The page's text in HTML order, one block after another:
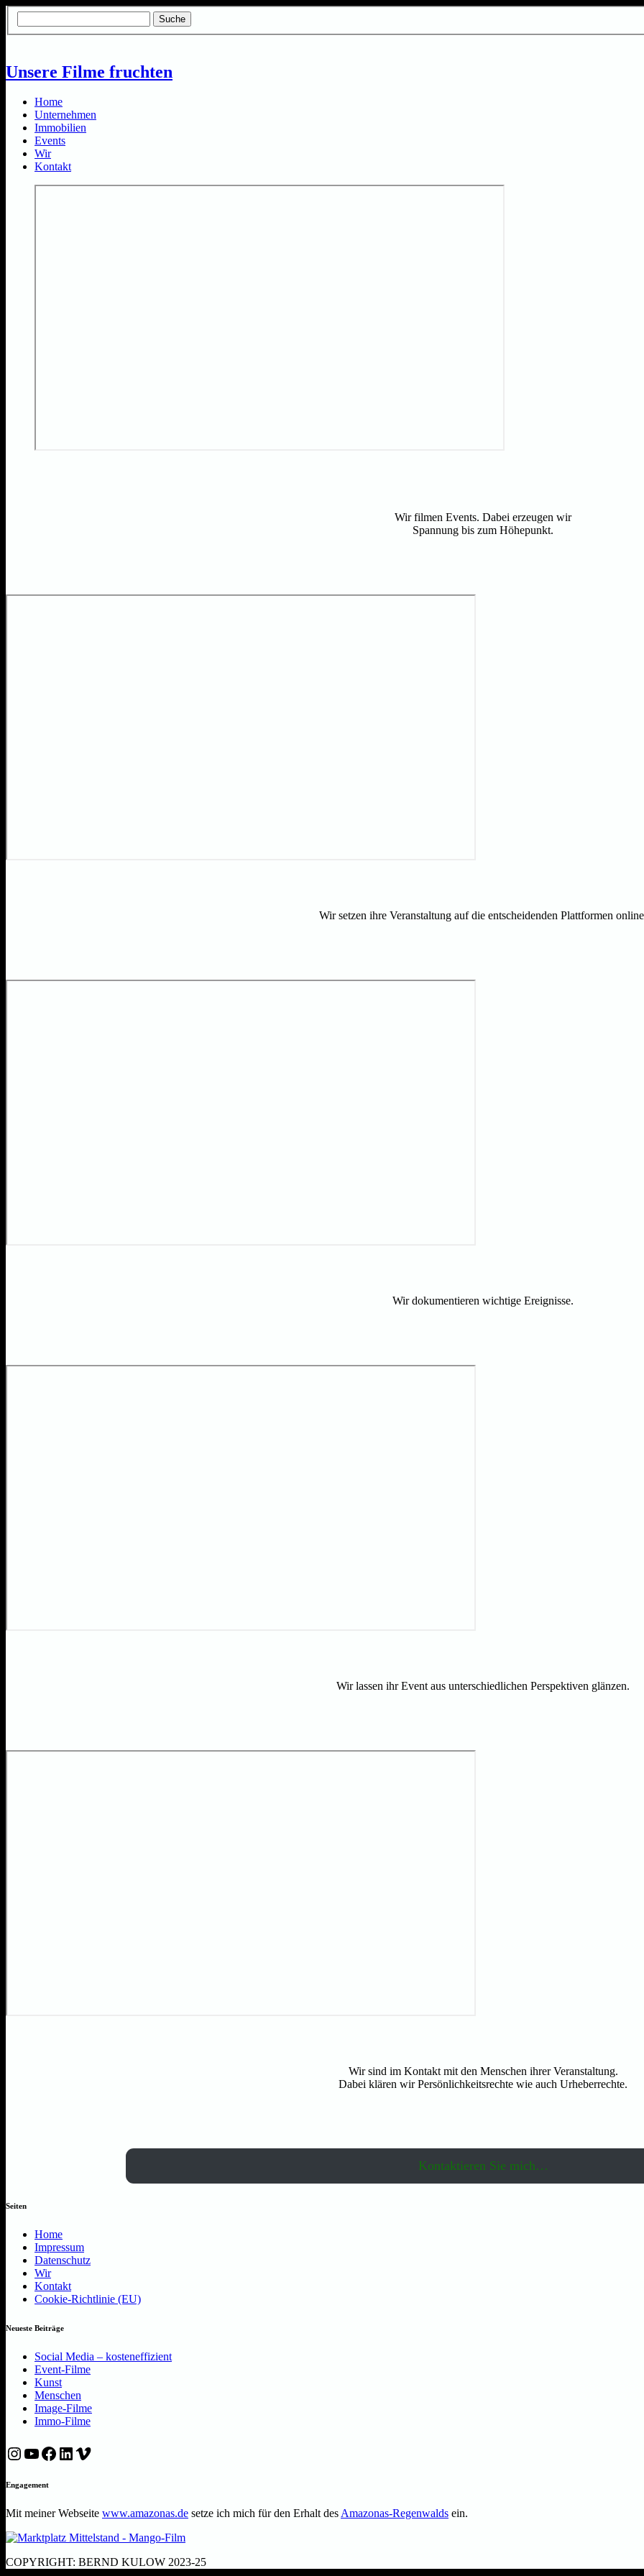
Unsere Filme fruchten
Home
Unternehmen
Immobilien
Events
Wir
Kontakt
Wir filmen Events. Dabei erzeugen wir
Spannung bis zum Höhepunkt.
Wir setzen ihre Veranstaltung auf die entscheidenden Plattformen
Wir dokumentieren wichtige Ereignisse.
Wir lassen ihr Event aus unterschiedlichen Perspektiven glänzen.
Wir sind im Kontakt mit den Menschen ihrer Veranstaltung.
Dabei klären wir Persönlichkeitsrechte wie auch Urheberrechte.
Kontaktieren Sie mich…
Seiten
Home
Impressum
Datenschutz
Wir
Kontakt
Cookie-Richtlinie (EU)
Neueste Beiträge
Social Media – kosteneffizient
Event-Filme
Kunst
Menschen
Image-Filme
Immo-Filme
Instagram
YouTube
Facebook
LinkedIn
Vimeo
Engagement
Mit meiner Webseite www.amazonas.de setze ich mich für den Erhalt des Amazonas-Regenwalds ein.
COPYRIGHT: BERND KULOW 2023-25